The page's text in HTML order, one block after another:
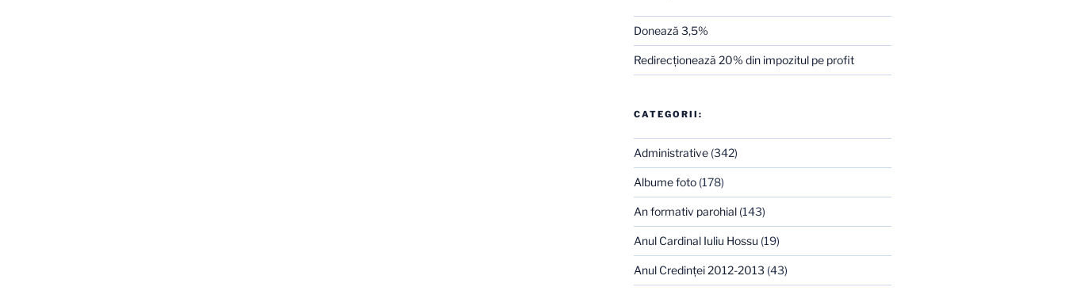
Donează 3,5%
Redirecţionează 20% din impozitul pe profit
CATEGORII:
Administrative(342)
Albume foto(178)
An formativ parohial(143)
Anul Cardinal Iuliu Hossu (19)
Anul Credinţei 2012-2013 (43)